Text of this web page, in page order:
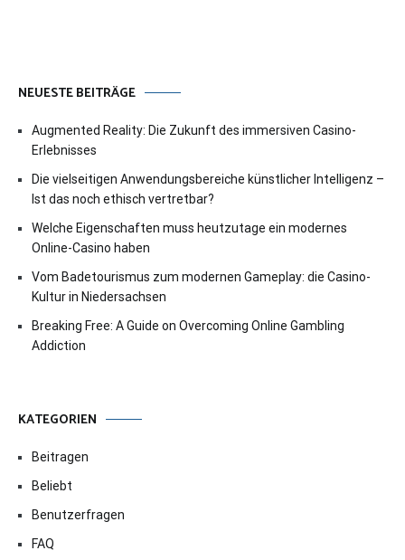
NEUESTE BEITRÄGE
Augmented Reality: Die Zukunft des immersiven Casino-
Erlebnisses
Die vielseitigen Anwendungsbereiche künstlicher Intelligenz –
Ist das noch ethisch vertretbar?
Welche Eigenschaften muss heutzutage ein modernes
Online-Casino haben
Vom Badetourismus zum modernen Gameplay: die Casino-
Kultur in Niedersachsen
Breaking Free: A Guide on Overcoming Online Gambling
Addiction
KATEGORIEN
Beitragen
Beliebt
Benutzerfragen
FAQ